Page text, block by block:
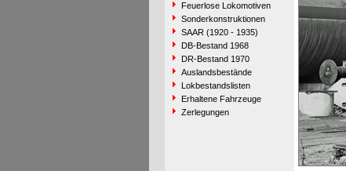
Feuerlose Lokomotiven
Sonderkonstruktionen
SAAR (1920 - 1935)
DB-Bestand 1968
DR-Bestand 1970
Auslandsbestände
Lokbestandslisten
Erhaltene Fahrzeuge
Zerlegungen